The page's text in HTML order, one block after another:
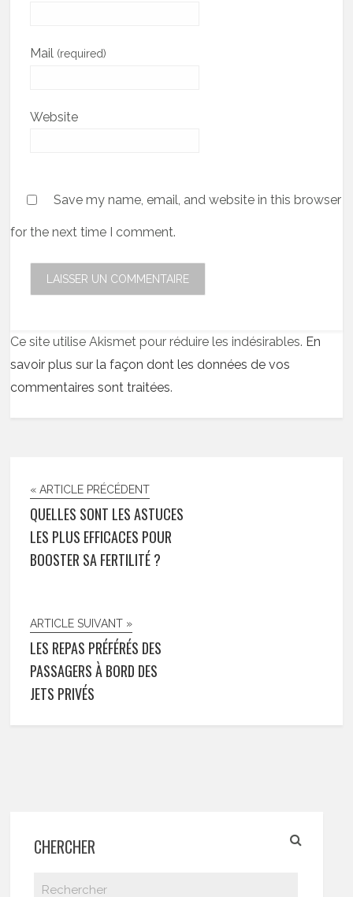
Mail (required)
Website
Save my name, email, and website in this browser
for the next time I comment.
Ce site utilise Akismet pour réduire les indésirables. En
savoir plus sur la façon dont les données de vos
commentaires sont traitées.
« ARTICLE PRÉCÉDENT
QUELLES SONT LES ASTUCES
LES PLUS EFFICACES POUR
BOOSTER SA FERTILITÉ ?
ARTICLE SUIVANT »
LES REPAS PRÉFÉRÉS DES
PASSAGERS À BORD DES
JETS PRIVÉS
CHERCHER